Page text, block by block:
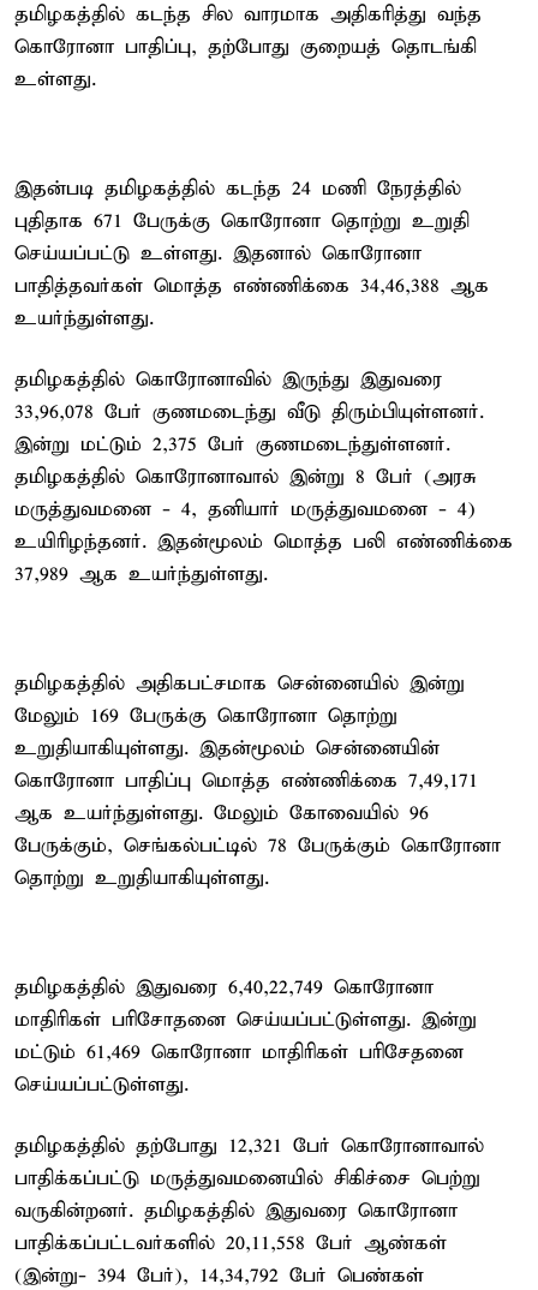
தமிழகத்தில் கடந்த சில வாரமாக அதிகரித்து வந்த
கொரோனா பாதிப்பு, தற்போது குறையத் தொடங்கி
உள்ளது.
இதன்படி தமிழகத்தில் கடந்த 24 மணி நேரத்தில்
புதிதாக 671 பேருக்கு கொரோனா தொற்று உறுதி
செய்யப்பட்டு உள்ளது. இதனால் கொரோனா
பாதித்தவர்கள் மொத்த எண்ணிக்கை 34,46,388 ஆக
உயர்ந்துள்ளது.
தமிழகத்தில் கொரோனாவில் இருந்து இதுவரை
33,96,078 பேர் குணமடைந்து வீடு திரும்பியுள்ளனர்.
இன்று மட்டும் 2,375 பேர் குணமடைந்துள்ளனர்.
தமிழகத்தில் கொரோனாவால் இன்று 8 பேர் (அரசு
மருத்துவமனை - 4, தனியார் மருத்துவமனை - 4)
உயிரிழந்தனர். இதன்மூலம் மொத்த பலி எண்ணிக்கை
37,989 ஆக உயர்ந்துள்ளது.
தமிழகத்தில் அதிகபட்சமாக சென்னையில் இன்று
மேலும் 169 பேருக்கு கொரோனா தொற்று
உறுதியாகியுள்ளது. இதன்மூலம் சென்னையின்
கொரோனா பாதிப்பு மொத்த எண்ணிக்கை 7,49,171
ஆக உயர்ந்துள்ளது. மேலும் கோவையில் 96
பேருக்கும், செங்கல்பட்டில் 78 பேருக்கும் கொரோனா
தொற்று உறுதியாகியுள்ளது.
தமிழகத்தில் இதுவரை 6,40,22,749 கொரோனா
மாதிரிகள் பரிசோதனை செய்யப்பட்டுள்ளது. இன்று
மட்டும் 61,469 கொரோனா மாதிரிகள் பரிசேதனை
செய்யப்பட்டுள்ளது.
தமிழகத்தில் தற்போது 12,321 பேர் கொரோனாவால்
பாதிக்கப்பட்டு மருத்துவமனையில் சிகிச்சை பெற்று
வருகின்றனர். தமிழகத்தில் இதுவரை கொரோனா
பாதிக்கப்பட்டவர்களில் 20,11,558 பேர் ஆண்கள்
(இன்று- 394 பேர்), 14,34,792 பேர் பெண்கள்